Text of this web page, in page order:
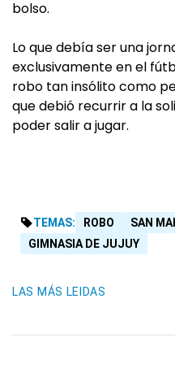
bolso.
Lo que debía ser una
exclusivamente en el
robo tan insólito como
que debió recurrir a la
poder salir a jugar.
TEMAS: ROBO
SAN
GIMNASIA DE JUJUY
LAS MÁS LEIDAS